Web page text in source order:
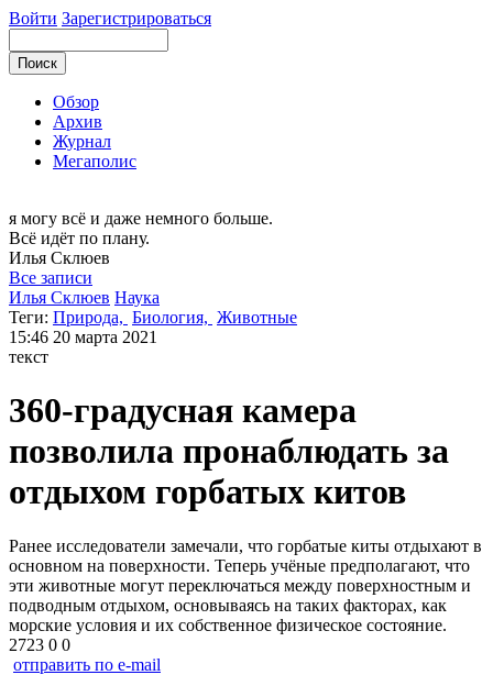
Войти Зарегистрироваться
Обзор
Архив
Журнал
Мегаполис
я могу всё и даже немного больше.
Всё идёт по плану.
Илья Склюев
Все записи
Илья Склюев Наука
Теги: Природа, Биология, Животные
15:46 20 марта 2021
текст
360-градусная камера
позволила пронаблюдать за
отдыхом горбатых китов
Ранее исследователи замечали, что горбатые киты отдыхают в
основном на поверхности. Теперь учёные предполагают, что
эти животные могут переключаться между поверхностным и
подводным отдыхом, основываясь на таких факторах, как
морские условия и их собственное физическое состояние.
2723 0 0
отправить по e-mail